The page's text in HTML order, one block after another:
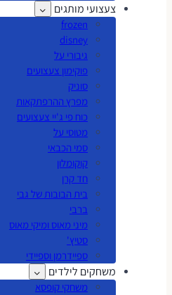
צעצועי מותגים
frozen
disney
גיבורי על
פוקימון צעצועים
סוניק
מפרץ ההרפתקאות
כוח פי ג'יי צעצועים
מטוסי על
סמי הכבאי
קוקומלון
חד קרן
בית הבובות של גבי
ברבי
מיני מאוס ומיקי מאוס
סטיץ'
ספיידרמן וספיידי
משחקים לילדים
משחקי קופסא